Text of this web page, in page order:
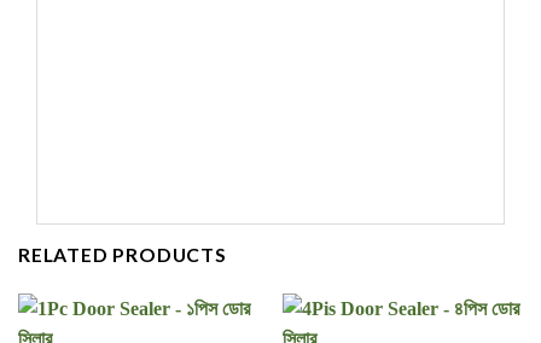
RELATED PRODUCTS